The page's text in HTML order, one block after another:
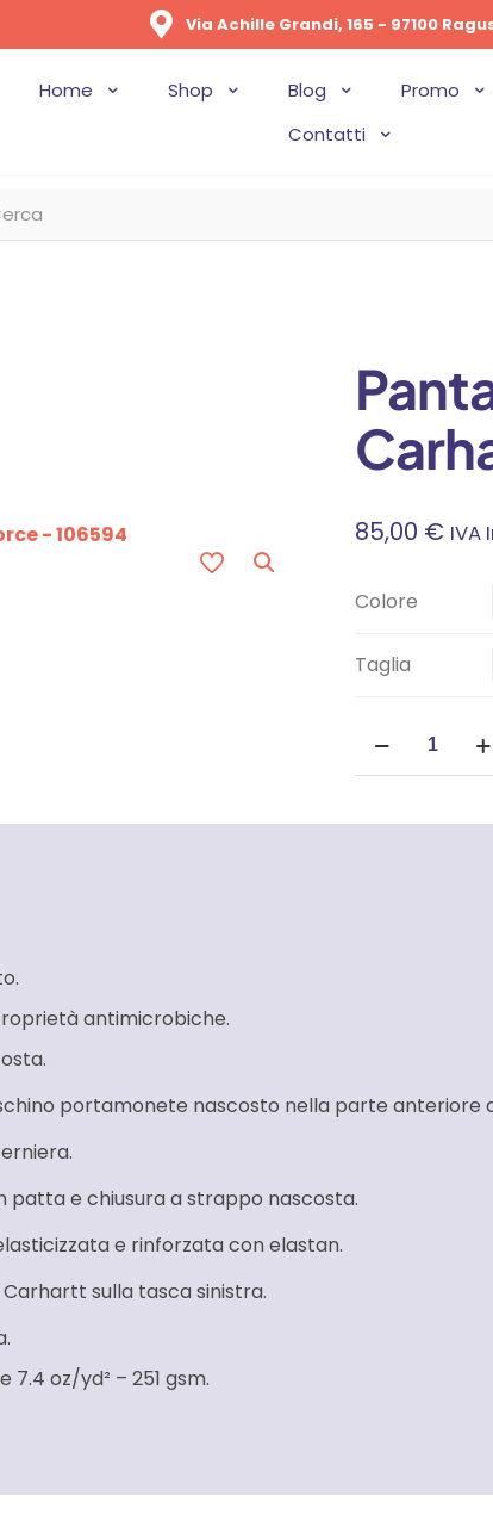
Via Achille Grandi, 165 - 97100
Home Shop Blog Promo
Contatti
85,00 € IVA
Colore
Taglia
lunghi
Uomo
antimicrobiche.
portamonete nascosto nella parte anteriore
e chiusura a strappo nascosta.
e rinforzata con elastan.
sulla tasca sinistra.
oz/yd² – 251 gsm.